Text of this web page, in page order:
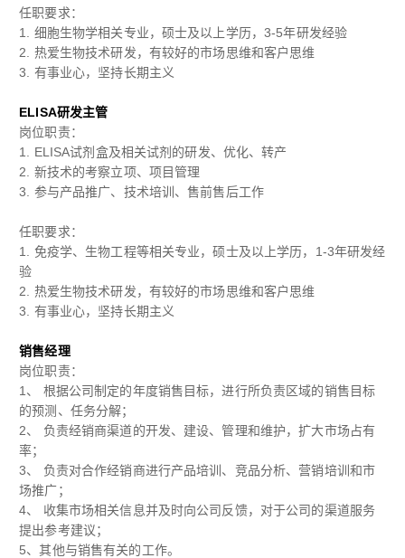
任职要求：
1. 细胞生物学相关专业，硕士及以上学历，3-5年研发经验
2. 热爱生物技术研发，有较好的市场思维和客户思维
3. 有事业心，坚持长期主义
ELISA研发主管
岗位职责：
1. ELISA试剂盒及相关试剂的研发、优化、转产
2. 新技术的考察立项、项目管理
3. 参与产品推广、技术培训、售前售后工作
任职要求：
1. 免疫学、生物工程等相关专业，硕士及以上学历， 1-3年研发经
验
2. 热爱生物技术研发，有较好的市场思维和客户思维
3. 有事业心，坚持长期主义
销售经理
岗位职责：
1 、 根据公司制定的年度销售目标，进行所负责区域的销售目标
的预测、任务分解；
2、 负责经销商渠道的开发、建设、管理和维护，扩大市场占有
率；
3、 负责对合作经销商进行产品培训、竞品分析、营销培训和市
场推广；
4、 收集市场相关信息并及时向公司反馈，对于公司的渠道服务
提出参考建议；
5、其他与销售有关的工作。